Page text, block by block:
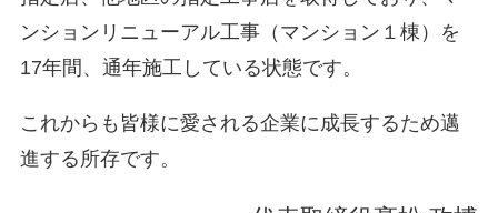
ンションリニューアル工事（マンション１棟）を
17年間、通年施工している状態です。
これからも皆様に愛される企業に成長するため邁
進する所存です。